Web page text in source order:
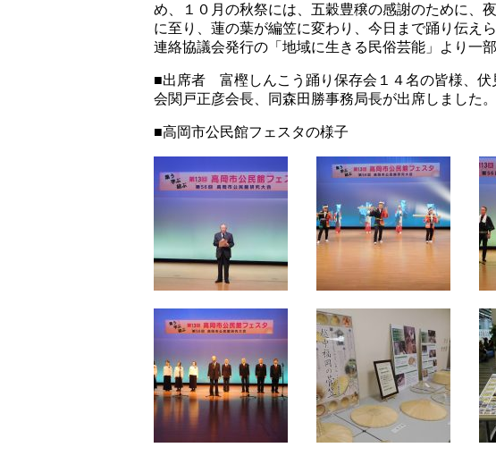
め、１０月の秋祭には、五穀豊穣の感謝のために、
に至り、蓮の葉が編笠に変わり、今日まで踊り伝え
連絡協議会発行の「地域に生きる民俗芸能」より一部
■出席者 富樫しんこう踊り保存会１４名の皆様、伏
会関戸正彦会長、同森田勝事務局長が出席しました。
■高岡市公民館フェスタの様子